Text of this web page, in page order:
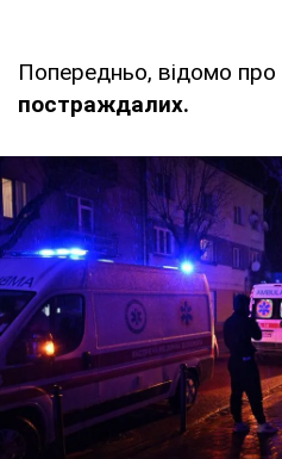
Попередньо, відомо про
постраждалих.